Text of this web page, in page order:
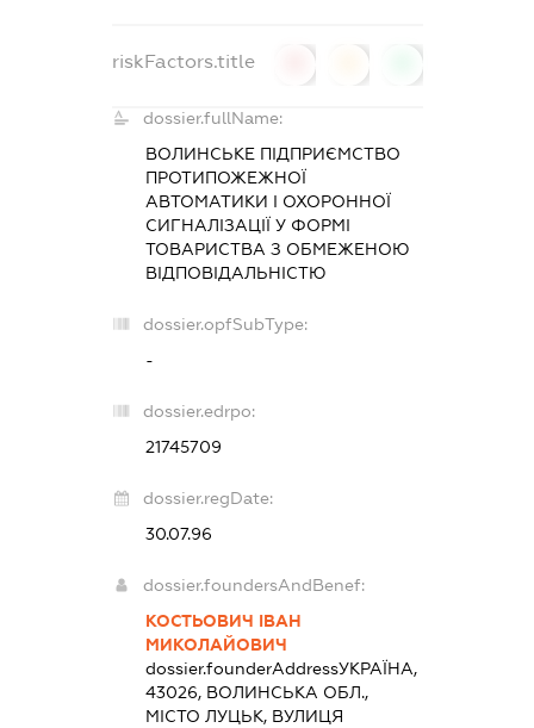
riskFactors.title
dossier.fullName:
ВОЛИНСЬКЕ ПІДПРИЄМСТВО
ПРОТИПОЖЕЖНОЇ
АВТОМАТИКИ І ОХОРОННОЇ
СИГНАЛІЗАЦІЇ У ФОРМІ
ТОВАРИСТВА З ОБМЕЖЕНОЮ
ВІДПОВІДАЛЬНІСТЮ
dossier.opfSubType:
-
dossier.edrpo:
21745709
dossier.regDate:
30.07.96
dossier.foundersAndBenef:
КОСТЬОВИЧ ІВАН
МИКОЛАЙОВИЧ
dossier.founderAddressУКРАЇНА,
43026, ВОЛИНСЬКА ОБЛ.,
МІСТО ЛУЦЬК, ВУЛИЦЯ